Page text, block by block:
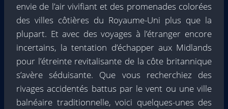
envie de l’air vivifiant et des promenades colorées
des villes côtières du Royaume-Uni plus que la
plupart. Et avec des voyages à l’étranger encore
incertains, la tentation d’échapper aux Midlands
pour l’étreinte revitalisante de la côte britannique
s’avère séduisante. Que vous recherchiez des
rivages accidentés battus par le vent ou une ville
balnéaire traditionnelle, voici quelques-unes des